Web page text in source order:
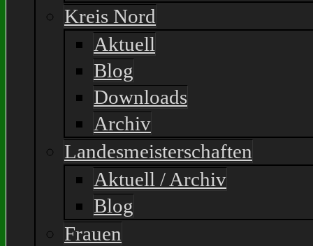
Kreis Nord
Aktuell
Blog
Downloads
Archiv
Landesmeisterschaften
Aktuell / Archiv
Blog
Frauen